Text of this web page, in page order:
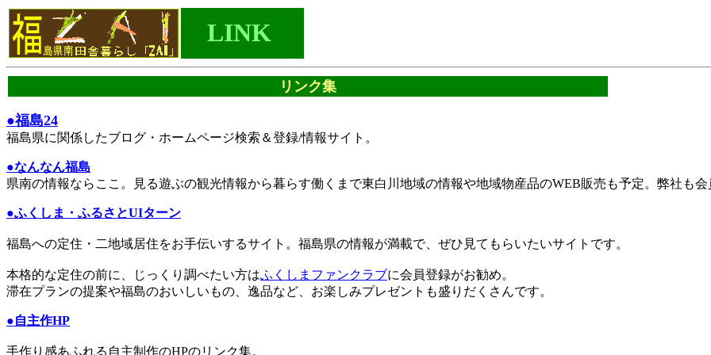
LINK
リンク集
●福島24
福島県に関係したブログ・ホームページ検索＆登録/情報サイト。
●なんなん福島
県南の情報ならここ。見る遊ぶの観光情報から暮らす働くまで東白川地域の情報や地域物産品のWEB販売も予定。弊社も
●ふくしま・ふるさとUIターン
福島への定住・二地域居住をお手伝いするサイト。福島県の情報が満載で、ぜひ見てもらいたいサイトです。
本格的な定住の前に、じっくり調べたい方はふくしまファンクラブに会員登録がお勧め。
滞在プランの提案や福島のおいしいもの、逸品など、お楽しみプレゼントも盛りだくさんです。
●自主作HP
手作り感あふれる自主制作のHPのリンク集。